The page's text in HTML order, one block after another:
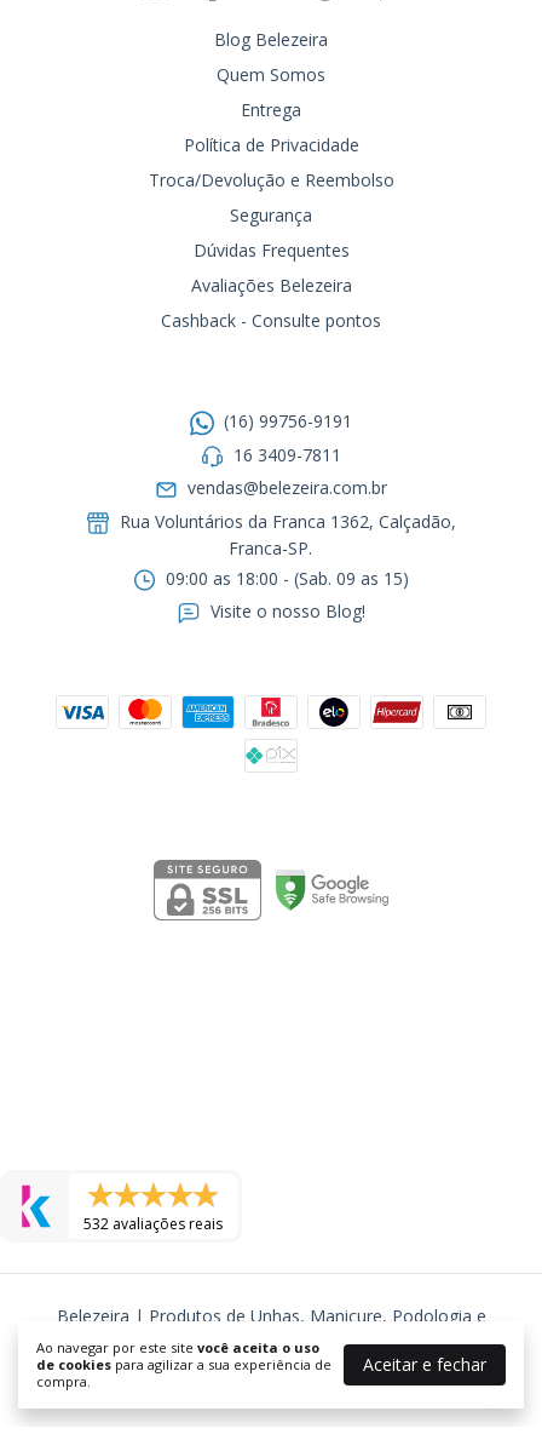
Ao navegar por este site você aceita o uso
de cookies para agilizar a sua experiência de
compra.
Aceitar e fechar
Blog Belezeira
Quem Somos
Entrega
Política de Privacidade
Troca/Devolução e Reembolso
Segurança
Dúvidas Frequentes
Avaliações Belezeira
Cashback - Consulte pontos
(16) 99756-9191
16 3409-7811
vendas@belezeira.com.br
Rua Voluntários da Franca 1362, Calçadão,
Franca-SP.ㅤㅤㅤㅤㅤㅤㅤㅤㅤㅤㅤ
09:00 as 18:00 - (Sab. 09 as 15)
Visite o nosso Blog!
532 avaliações reais
Belezeira | Produtos de Unhas, Manicure, Podologia e
Cosmeticos
©2026. BELEZEIRA - J R TORRES COSMETICOS LTDA - 24577725000105.
Todos os direitos reservados.